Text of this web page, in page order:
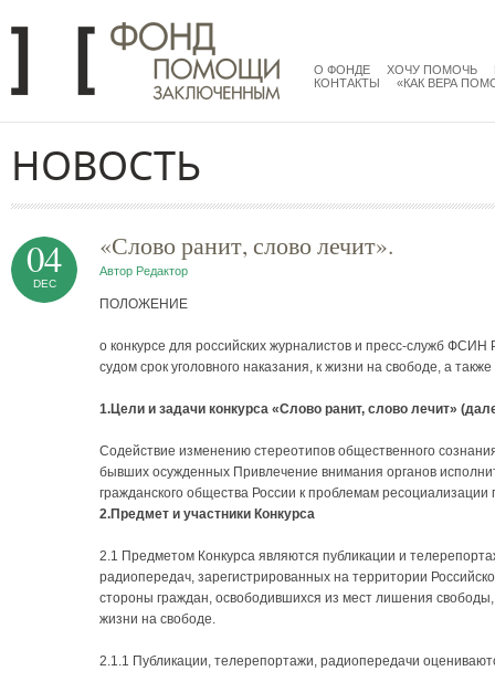
mainmenu
О ФОНДЕ ХОЧУ ПОМОЧЬ
КОНТАКТЫ
«КАК ВЕРА
НОВОСТЬ
«Слово ранит, слово лечит».
Автор Редактор
04
DEC
ПОЛОЖЕНИЕ
о конкурсе для российских журналистов и пресс-служб
судом срок уголовного наказания, к жизни на свободе, а
1.Цели и задачи конкурса «Слово ранит, слово лечит»
Содействие изменению стереотипов общественного
бывших осужденных Привлечение внимания органов
гражданского общества России к проблемам
2.Предмет и участники Конкурса
2.1 Предметом Конкурса являются публикации и
радиопередач, зарегистрированных на территории
стороны граждан, освободившихся из мест лишения
жизни на свободе.
2.1.1 Публикации, телерепортажи, радиопередачи